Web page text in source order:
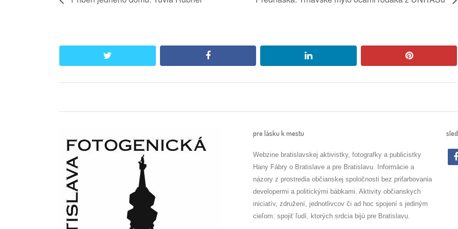
twitter facebook linkedin pinterest
pre lásku k mestu
Webzine bratislavskej aktivistky, fotografky a publicistky
Hany Fábry o Bratislave a pre Bratislavu. Informácie a
názory z prostredia občianskej spoločnosti bez prifarbovania
developermi a politickými bábkami. Aktivity občianskych
iniciatív, združení, jednotlivcov či ad hoc spojení s jediným
cieľom: spojiť ľudí, ktorých srdcia bijú pre Bratislavu.